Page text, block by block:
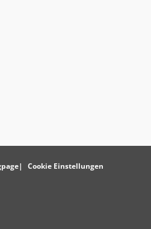
Cookie Einstellungen